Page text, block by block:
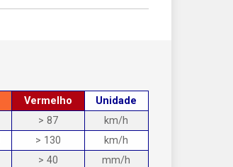
Vermelho
Unidade
> 87
km/h
> 130
km/h
> 40
mm/h